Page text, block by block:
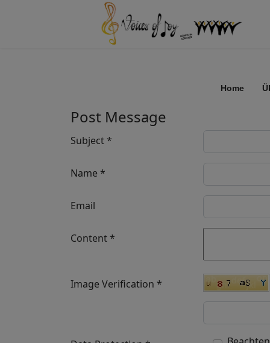
Home
Post Message
Subject*
Name *
Email
Content*
Image Verification *